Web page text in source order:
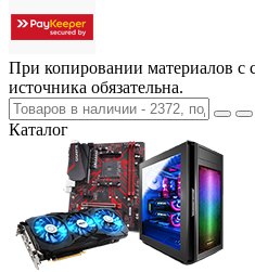
При копировании материалов с
источника обязательна.
Каталог